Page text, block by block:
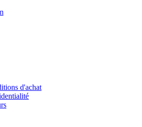
d'achat